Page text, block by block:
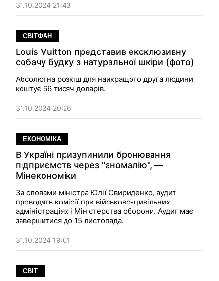
31.10.2024 21:43
СВІТФАН
Louis Vuitton представив ексклюзивну
собачу будку з натуральної шкіри (фото)
Абсолютна розкіш для найкращого друга людини
коштує 66 тисяч доларів.
31.10.2024 20:26
ЕКОНОМІКА
В Україні призупинили бронювання
підприємств через "аномалію", —
Мінекономіки
За словами міністра Юлії Свириденко, аудит
проводять комісії при військово-цивільних
адміністраціях і Міністерства оборони. Аудит має
завершитися до 15 листопада.
31.10.2024 19:01
СВІТ